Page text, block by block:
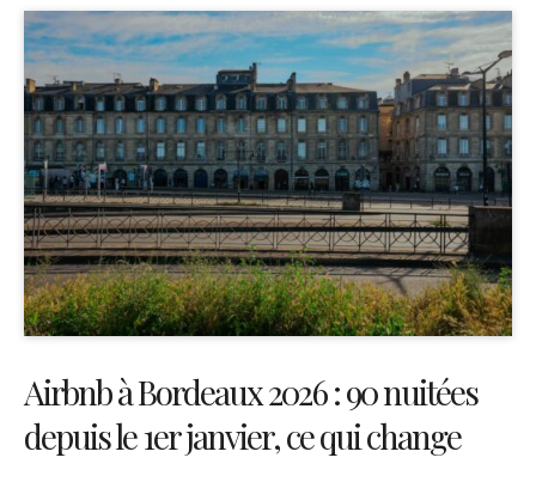
Airbnb à Bordeaux 2026 : 90 nuitées
depuis le 1er janvier, ce qui change